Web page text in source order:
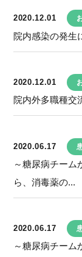
2020.12.01
院内感染の発生
2020.12.01
院内外多職種交
2020.06.17
～糖尿病チー
ら、消毒薬の...
2020.06.17
～糖尿病チー